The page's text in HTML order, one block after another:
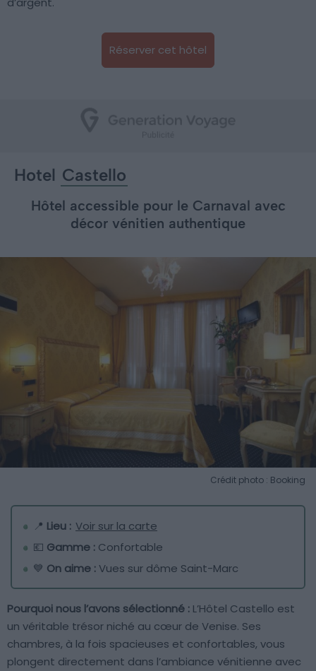
Réserver cet hôtel
Hotel Castello
Hôtel accessible pour le Carnaval avec
décor vénitien authentique
Crédit photo : Booking
📍 Lieu : Voir sur la carte
💶 Gamme : Confortable
💙 On aime :Vues sur dôme Saint-Marc
Pourquoi nous l’avons sélectionné : L’Hôtel Castello est
un véritable trésor niché au cœur de Venise. Ses
chambres, à la fois spacieuses et confortables, vous
plongent directement dans l’ambiance vénitienne avec